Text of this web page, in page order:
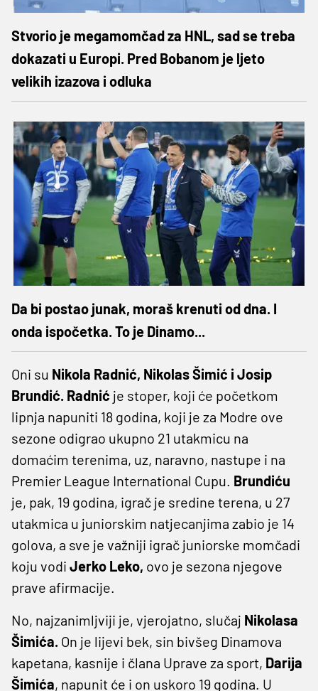
Stvorio je megamomčad za HNL, sad se treba
dokazati u Europi. Pred Bobanom je ljeto
velikih izazova i odluka
Da bi postao junak, moraš krenuti od dna. I
onda ispočetka. To je Dinamo...
Oni su Nikola Radnić, Nikolas Šimić i Josip
Brundić. Radnić je stoper, koji će početkom
lipnja napuniti 18 godina, koji je za Modre ove
sezone odigrao ukupno 21 utakmicu na
domaćim terenima, uz, naravno, nastupe i na
Premier League International Cupu. Brundiću
je, pak, 19 godina, igrač je sredine terena, u 27
utakmica u juniorskim natjecanjima zabio je 14
golova, a sve je važniji igrač juniorske momčadi
koju vodi Jerko Leko, ovo je sezona njegove
prave afirmacije.
No, najzanimljviji je, vjerojatno, slučaj Nikolasa
Šimića. On je lijevi bek, sin bivšeg Dinamova
kapetana, kasnije i člana Uprave za sport, Darija
Šimića, napunit će i on uskoro 19 godina. U